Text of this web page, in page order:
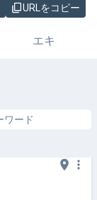
URLをコピー
エキ